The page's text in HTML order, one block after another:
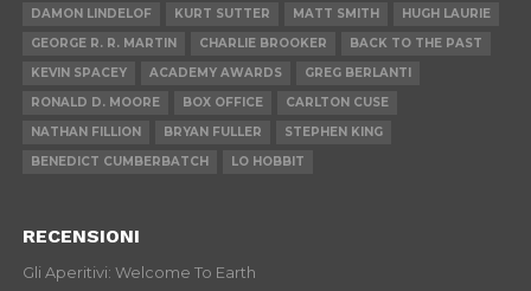
DAMON LINDELOF
KURT SUTTER MATT SMITH
HUGH LAURIE
GEORGE R. R. MARTIN
CHARLIE BROOKER
BACK TO THE PAST
KEVIN SPACEY
ACADEMY AWARDS
GREG BERLANTI
RONALD D. MOORE
BOX OFFICE
CARLTON CUSE
NATHAN FILLION
BRYAN FULLER
STEPHEN KING
BENEDICT CUMBERBATCH
LO HOBBIT
RECENSIONI
Gli Aperitivi: Welcome To Earth